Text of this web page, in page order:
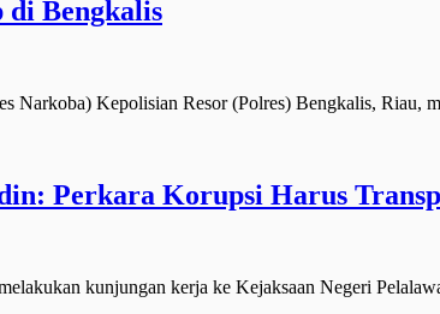
di Bengkalis
Kepolisian Resor (Polres) Bengkalis, Riau,
Perkara Korupsi Harus
kunjungan kerja ke Kejaksaan Negeri